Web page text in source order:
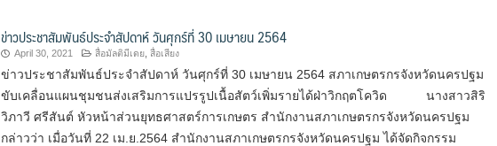
ข่าวประชาสัมพันธ์ประจำสัปดาห์ วันศุกร์ที่ 30 เมษายน 2564
April 30, 2021 สื่อมัลติมีเดย, สื่อเสียง
ข่าวประชาสัมพันธ์ประจำสัปดาห์ วันศุกร์ที่ 30 เมษายน 2564 สภาเกษตรกรจังหวัดนครปฐม
ขับเคลื่อนแผนชุมชนส่งเสริมการแปรรูปเนื้อสัตว์เพิ่มรายได้ฝ่าวิกฤตโควิด นางสาวสิริ
วิภาวี ศรีสันต์ หัวหน้าส่วนยุทธศาสตร์การเกษตร สำนักงานสภาเกษตรกรจังหวัดนครปฐม
กล่าวว่า เมื่อวันที่ 22 เม.ย.2564 สำนักงานสภาเกษตรกรจังหวัดนครปฐม ได้จัดกิจกรรม